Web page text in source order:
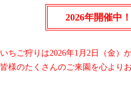
2026年開催中！
いちご狩りは2026年1月2日（金）
皆様のたくさんのご来園を心より